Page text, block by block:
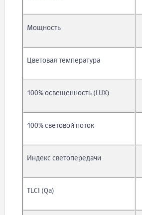
Мощность
Цветовая температура
100% освещенность (LUX)
100% световой поток
Индекс светопередачи
TLCI (Qa)